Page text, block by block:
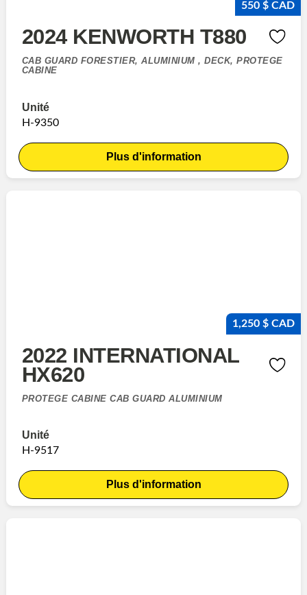
550 $ CAD
2024 KENWORTH T880
CAB GUARD FORESTIER, ALUMINIUM , DECK, PROTEGE
CABINE
Unité
H-9350
Plus d'information
1,250 $ CAD
2022 INTERNATIONAL
HX620
PROTEGE CABINE CAB GUARD ALUMINIUM
Unité
H-9517
Plus d'information